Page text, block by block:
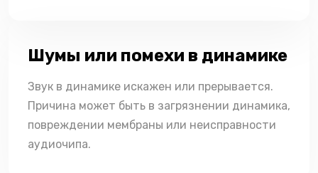
Шумы или помехи в динамике
Звук в динамике искажен или прерывается.
Причина может быть в загрязнении динамика,
повреждении мембраны или неисправности
аудиочипа.